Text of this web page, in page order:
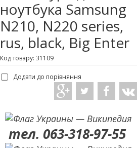
ноутбука Samsung
N210, N220 series,
rus, black, Big Enter
Код товару: 31109
Додати до порівняння
тел. 063-318-97-55